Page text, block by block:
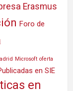
Erasmus
Foro de
Microsoft oferta
en SIE
en